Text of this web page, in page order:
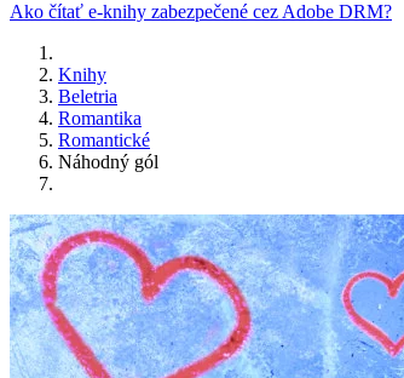
Ako čítať e-knihy zabezpečené cez Adobe DRM?
Knihy
Beletria
Romantika
Romantické
Náhodný gól